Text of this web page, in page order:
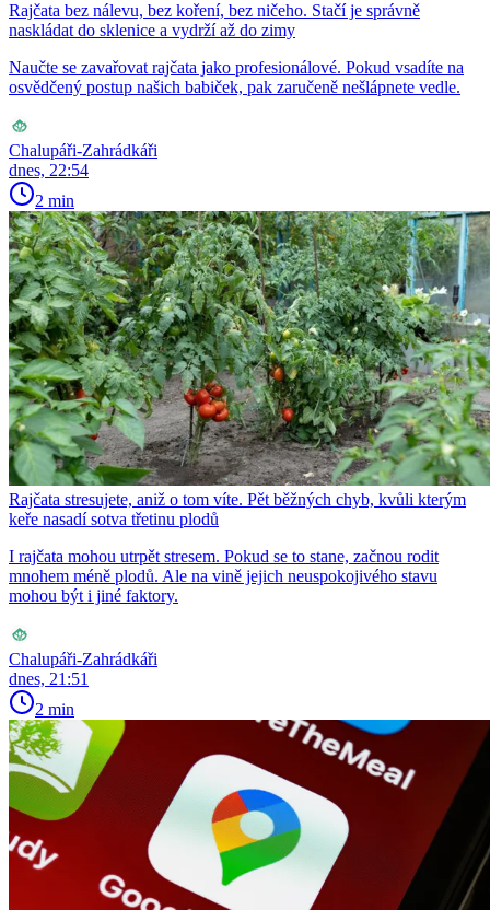
Rajčata bez nálevu, bez koření, bez ničeho. Stačí je správně
naskládat do sklenice a vydrží až do zimy
Naučte se zavařovat rajčata jako profesionálové. Pokud vsadíte na
osvědčený postup našich babiček, pak zaručeně nešlápnete vedle.
Chalupáři-Zahrádkáři
dnes, 22:54
2 min
Rajčata stresujete, aniž o tom víte. Pět běžných chyb, kvůli kterým
keře nasadí sotva třetinu plodů
I rajčata mohou utrpět stresem. Pokud se to stane, začnou rodit
mnohem méně plodů. Ale na vině jejich neuspokojivého stavu
mohou být i jiné faktory.
Chalupáři-Zahrádkáři
dnes, 21:51
2 min